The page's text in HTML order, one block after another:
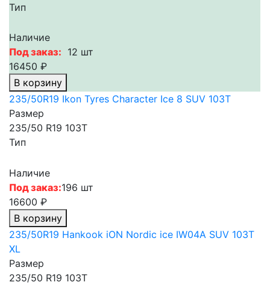
Тип
Наличие
Под заказ: 12 шт
16450 ₽
В корзину
235/50R19 Ikon Tyres Character Ice 8 SUV 103T
Размер
235/50 R19 103T
Тип
Наличие
Под заказ:196 шт
16600 ₽
В корзину
235/50R19 Hankook iON Nordic ice IW04A SUV 103T
XL
Размер
235/50 R19 103T